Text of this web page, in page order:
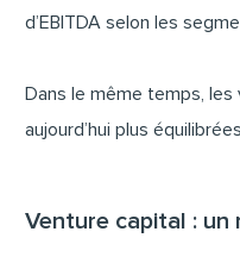
d’EBITDA selon les
Dans le même temps,
aujourd’hui plus
Venture capital :